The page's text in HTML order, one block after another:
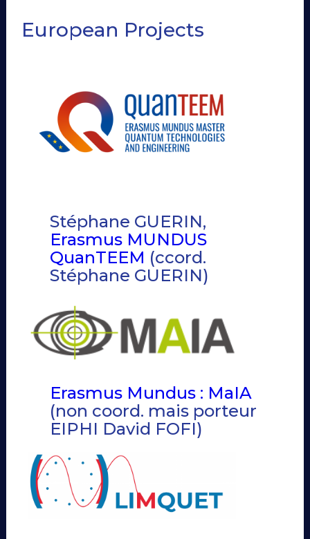
European Projects
Stéphane GUERIN,
Erasmus MUNDUS
QuanTEEM (ccord.
Stéphane GUERIN)
Erasmus Mundus : MaIA
(non coord. mais porteur
EIPHI David FOFI)